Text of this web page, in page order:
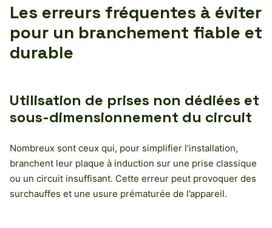
Les erreurs fréquentes à éviter
pour un branchement fiable et
durable
Utilisation de prises non dédiées et
sous-dimensionnement du circuit
Nombreux sont ceux qui, pour simplifier l’installation,
branchent leur plaque à induction sur une prise classique
ou un circuit insuffisant. Cette erreur peut provoquer des
surchauffes et une usure prématurée de l’appareil.